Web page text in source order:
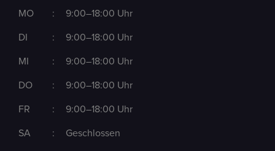
MO : 9:00–18:00 Uhr
DI : 9:00–18:00 Uhr
MI : 9:00–18:00 Uhr
DO : 9:00–18:00 Uhr
FR : 9:00–18:00 Uhr
SA : Geschlossen